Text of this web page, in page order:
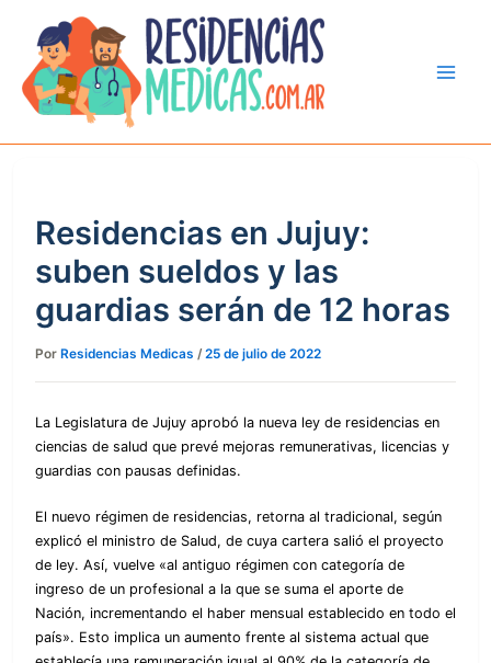
contenido
Residencias en Jujuy:
suben sueldos y las
guardias serán de 12 horas
Por Residencias Medicas /25 de julio de 2022
La Legislatura de Jujuy aprobó la nueva ley de residencias en
ciencias de salud que prevé mejoras remunerativas, licencias y
guardias con pausas definidas.
El nuevo régimen de residencias, retorna al tradicional, según
explicó el ministro de Salud, de cuya cartera salió el proyecto
de ley. Así, vuelve «al antiguo régimen con categoría de
ingreso de un profesional a la que se suma el aporte de
Nación, incrementando el haber mensual establecido en todo el
país». Esto implica un aumento frente al sistema actual que